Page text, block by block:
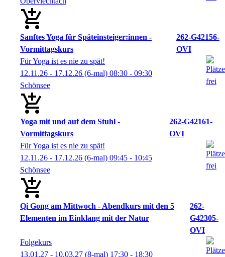
Sanftes Yoga für Späteinsteiger:innen -
Vormittagskurs
262-G42156-
OVI
Für Yoga ist es nie zu spät!
12.11.26 - 17.12.26 (6-mal) 08:30 - 09:30
Schönsee
Yoga mit und auf dem Stuhl -
Vormittagskurs
262-G42161-
OVI
Für Yoga ist es nie zu spät!
12.11.26 - 17.12.26 (6-mal) 09:45 - 10:45
Schönsee
Qi Gong am Mittwoch - Abendkurs mit den 5
Elementen im Einklang mit der Natur
262-
G42305-
OVI
Folgekurs
13.01.27 - 10.03.27 (8-mal) 17:30 - 18:30